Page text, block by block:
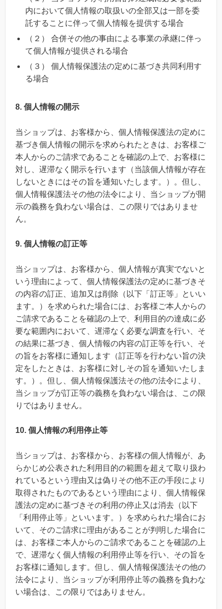
内において個人情報の取扱いの全部又は一部を委
託することに伴って個人情報を提供する場合
（２） 合併その他の事由による事業の承継に伴っ
て個人情報が提供される場合
（３） 個人情報保護法の定めに基づき共同利用す
る場合
8. 個人情報の開示
当ショップは、お客様から、個人情報保護法の定めに
基づき個人情報の開示を求められたときは、お客様ご
本人からのご請求であることを確認の上で、お客様に
対し、遅滞なく開示を行います（当該個人情報が存在
しないときにはその旨を通知いたします。）。但し、
個人情報保護法その他の法令により、当ショップが開
示の義務を負わない場合は、この限りではありませ
ん。
9. 個人情報の訂正等
当ショップは、お客様から、個人情報が真実でないと
いう理由によって、個人情報保護法の定めに基づきそ
の内容の訂正、追加又は削除（以下「訂正等」といい
ます。）を求められた場合には、お客様ご本人からの
ご請求であることを確認の上で、利用目的の達成に必
要な範囲内において、遅滞なく必要な調査を行い、そ
の結果に基づき、個人情報の内容の訂正等を行い、そ
の旨をお客様に通知します（訂正等を行わない旨の決
定をしたときは、お客様に対しその旨を通知いたしま
す。）。但し、個人情報保護法その他の法令により、
当ショップが訂正等の義務を負わない場合は、この限
りではありません。
10. 個人情報の利用停止等
当ショップは、お客様から、お客様の個人情報が、あ
らかじめ公表された利用目的の範囲を超えて取り扱わ
れているという理由又は偽りその他不正の手段により
取得されたものであるという理由により、個人情報保
護法の定めに基づきその利用の停止又は消去（以下
「利用停止等」といいます。）を求められた場合にお
いて、そのご請求に理由があることが判明した場合に
は、お客様ご本人からのご請求であることを確認の上
で、遅滞なく個人情報の利用停止等を行い、その旨を
お客様に通知します。但し、個人情報保護法その他の
法令により、当ショップが利用停止等の義務を負わな
い場合は、この限りではありません。